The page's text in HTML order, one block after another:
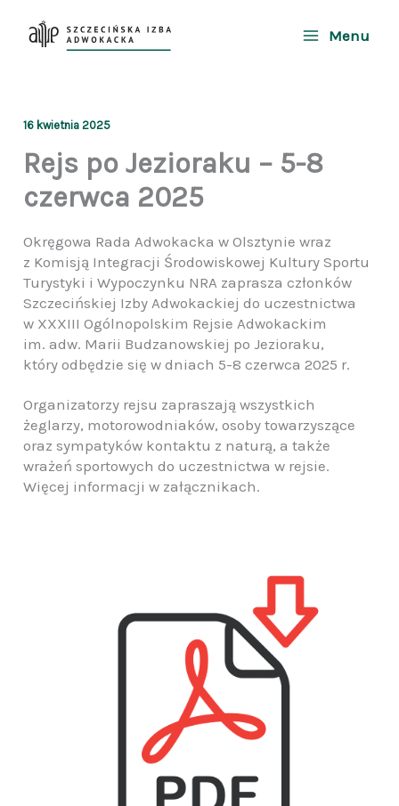
Menu
16 kwietnia 2025
Rejs po Jezioraku – 5-8
czerwca 2025
Okręgowa Rada Adwokacka w Olsztynie wraz
z Komisją Integracji Środowiskowej Kultury Sportu
Turystyki i Wypoczynku NRA zaprasza członków
Szczecińskiej Izby Adwokackiej do uczestnictwa
w XXXIII Ogólnopolskim Rejsie Adwokackim
im. adw. Marii Budzanowskiej po Jezioraku,
który odbędzie się w dniach 5-8 czerwca 2025 r.
Organizatorzy rejsu zapraszają wszystkich
żeglarzy, motorowodniaków, osoby towarzyszące
oraz sympatyków kontaktu z naturą, a także
wrażeń sportowych do uczestnictwa w rejsie.
Więcej informacji w załącznikach.